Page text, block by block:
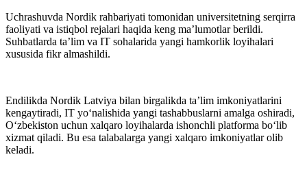
Uchrashuvda Nordik rahbariyati tomonidan universitetning serqirra
faoliyati va istiqbol rejalari haqida keng maʼlumotlar berildi.
Suhbatlarda taʼlim va IT sohalarida yangi hamkorlik loyihalari
xususida fikr almashildi.
Endilikda Nordik Latviya bilan birgalikda taʼlim imkoniyatlarini
kengaytiradi, IT yo‘nalishida yangi tashabbuslarni amalga oshiradi,
O‘zbekiston uchun xalqaro loyihalarda ishonchli platforma bo‘lib
xizmat qiladi. Bu esa talabalarga yangi xalqaro imkoniyatlar olib
keladi.